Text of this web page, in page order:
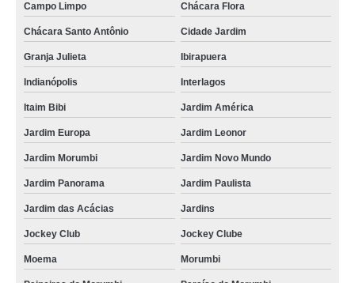
Campo Limpo Chácara Flora
Chácara Santo Antônio Cidade Jardim
Granja Julieta Ibirapuera
Indianópolis Interlagos
Itaim Bibi Jardim América
Jardim Europa Jardim Leonor
Jardim Morumbi Jardim Novo Mundo
Jardim Panorama Jardim Paulista
Jardim das Acácias Jardins
Jockey Club Jockey Clube
Moema Morumbi